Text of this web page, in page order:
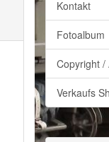
Kontakt
Fotoalbum
Copyright /
Verkaufs